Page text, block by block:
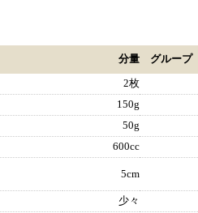
分量 グループ
2枚
150g
50g
600cc
5cm
少々